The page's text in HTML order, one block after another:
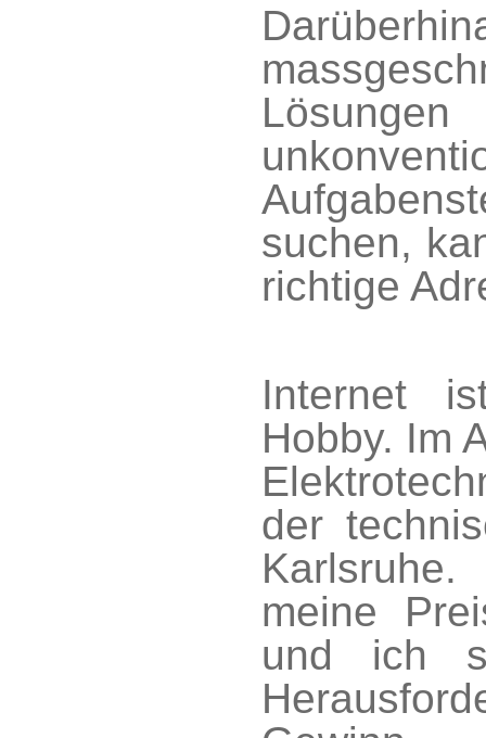
suchen,
richtige
Internet
Hobby. Im
der
meine
und ich